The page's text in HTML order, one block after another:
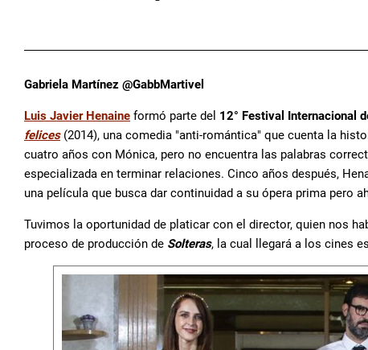
Gabriela Martínez @GabbMartivel
Luis Javier Henaine formó parte del 12° Festival Internacional
felices(2014), una comedia "anti-romántica" que cuenta la
cuatro años con Mónica, pero no encuentra las palabras
especializada en terminar relaciones. Cinco años después,
una película que busca dar continuidad a su ópera prima pero
Tuvimos la oportunidad de platicar con el director, quien nos
proceso de producción de Solteras, la cual llegará a los cines